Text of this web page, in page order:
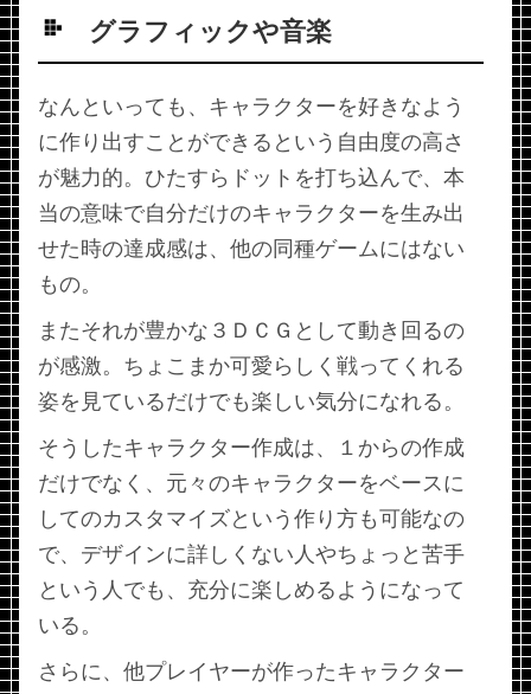
グラフィックや音楽
なんといっても、キャラクターを好きなよう
に作り出すことができるという自由度の高さ
が魅力的。ひたすらドットを打ち込んで、本
当の意味で自分だけのキャラクターを生み出
せた時の達成感は、他の同種ゲームにはない
もの。
またそれが豊かな３ＤＣＧとして動き回るの
が感激。ちょこまか可愛らしく戦ってくれる
姿を見ているだけでも楽しい気分になれる。
そうしたキャラクター作成は、１からの作成
だけでなく、元々のキャラクターをベースに
してのカスタマイズという作り方も可能なの
で、デザインに詳しくない人やちょっと苦手
という人でも、充分に楽しめるようになって
いる。
さらに、他プレイヤーが作ったキャラクター